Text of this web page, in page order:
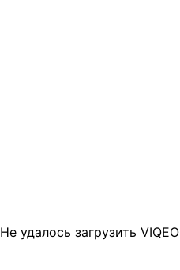
Не удалось загрузить VIQEO